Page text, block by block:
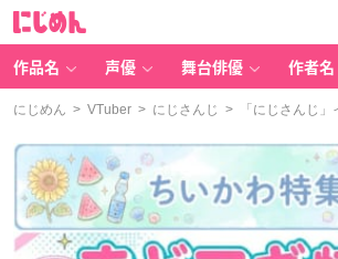
作品名 声優 舞台俳優 作者名
にじめん > VTuber > にじさんじ > 「にじさんじ」